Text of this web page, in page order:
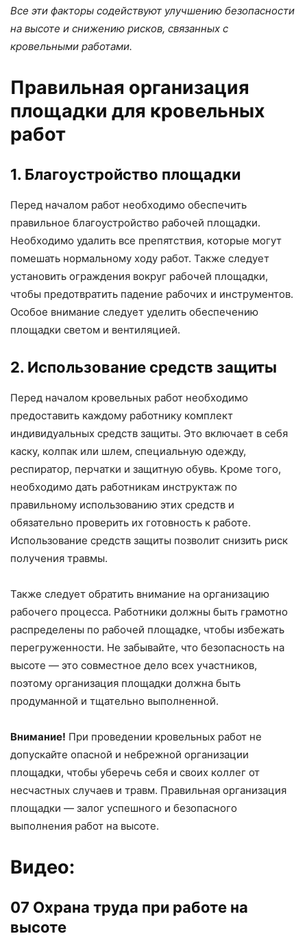
Все эти факторы содействуют улучшению безопасности
на высоте и снижению рисков, связанных с
кровельными работами.
Правильная организация
площадки для кровельных
работ
1. Благоустройство площадки
Перед началом работ необходимо обеспечить
правильное благоустройство рабочей площадки.
Необходимо удалить все препятствия, которые могут
помешать нормальному ходу работ. Также следует
установить ограждения вокруг рабочей площадки,
чтобы предотвратить падение рабочих и инструментов.
Особое внимание следует уделить обеспечению
площадки светом и вентиляцией.
2. Использование средств защиты
Перед началом кровельных работ необходимо
предоставить каждому работнику комплект
индивидуальных средств защиты. Это включает в себя
каску, колпак или шлем, специальную одежду,
респиратор, перчатки и защитную обувь. Кроме того,
необходимо дать работникам инструктаж по
правильному использованию этих средств и
обязательно проверить их готовность к работе.
Использование средств защиты позволит снизить риск
получения травмы.
Также следует обратить внимание на организацию
рабочего процесса. Работники должны быть грамотно
распределены по рабочей площадке, чтобы избежать
перегруженности. Не забывайте, что безопасность на
высоте — это совместное дело всех участников,
поэтому организация площадки должна быть
продуманной и тщательно выполненной.
Внимание! При проведении кровельных работ не
допускайте опасной и небрежной организации
площадки, чтобы уберечь себя и своих коллег от
несчастных случаев и травм. Правильная организация
площадки — залог успешного и безопасного
выполнения работ на высоте.
Видео:
07 Охрана труда при работе на
высоте